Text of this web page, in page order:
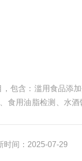
包含：滥用食品添
食用油脂检测、水
时间：2025-07-29